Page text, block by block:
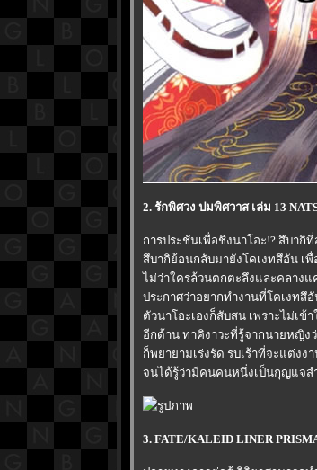
2. รักพิศวง ปมพิศวาส เล่ม 13
การประชันเพื่อชิงนาโอะ!? สึบากิ
สึบากิย้อนกลับมายังโคเงทสึอัน เ
ไม่ว่าใครล้วนตกตะลึงและคลางแ
ประกาศว่าอยากทำงานที่โคเงทสึ
ตัวนาโอะเองก็สับสน เพราะไม่เข้
อีกด้าน ทาคิงาวะที่รู้จากนายหญิง
ก็พยายามเร่งรัด รบเร้าที่จะแต่ง
จนได้รู้ว่ามีคนคนหนึ่งเป็นกุญแจส
3. FATE/KALEID LINER